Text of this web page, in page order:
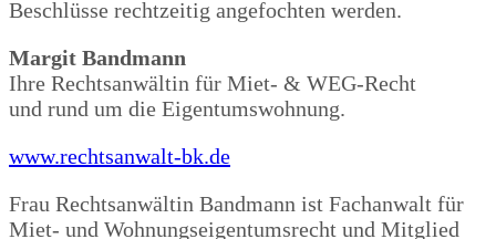
Beschlüsse rechtzeitig angefochten werden.
Margit Bandmann
Ihre Rechtsanwältin für Miet- & WEG-Recht
und rund um die Eigentumswohnung.
www.rechtsanwalt-bk.de
Frau Rechtsanwältin Bandmann ist Fachanwalt für
Miet- und Wohnungseigentumsrecht und Mitglied